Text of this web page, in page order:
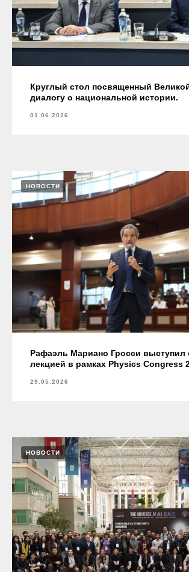
Круглый стол посвященный
диалогу о национальной истории.
01.06.2026
НОВОСТИ
Рафаэль Мариано Гросси выступил
лекцией в рамках Physics Congress
29.05.2026
НОВОСТИ